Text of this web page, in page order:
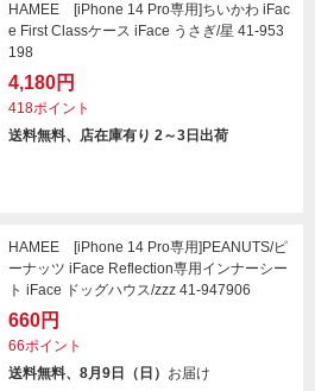
HAMEE [iPhone 14 Pro専用]ちいかわ iFac
e First Classケース iFace うさぎ/星 41-953
198
4,180円
418ポイント
送料無料、店在庫有り 2～3日出荷
HAMEE [iPhone 14 Pro専用]PEANUTS/ピ
ーナッツ iFace Reflection専用インナーシー
ト iFace ドッグハウス/zzz 41-947906
660円
66ポイント
送料無料、8月9日（日） お届け